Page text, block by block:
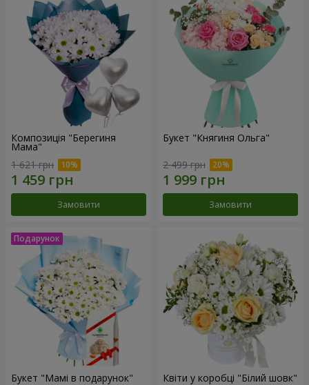
Композиція "Берегиня
Мама"
1 621 грн
Замовити
Букет "Княгиня Ольга"
2 499 грн
Замовити
Букет "Мамі в подарунок" Квіти у коробці "Білий шовк"